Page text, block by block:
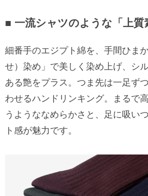
■ 一流シャツのような「上質
細番手のエジプト綿を、手間ひま
せ）染め」で美しく染め上げ、シ
ある艶をプラス。つま先は一足ず
わせるハンドリンキング。まるで
うようななめらかさと、足に吸い
ト感が魅力です。